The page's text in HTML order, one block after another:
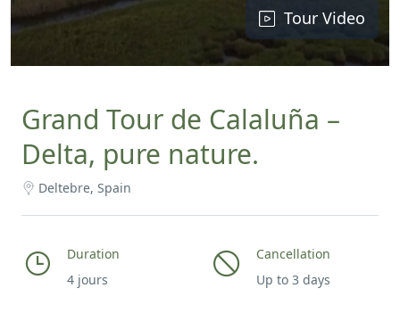
Tour Video
Grand Tour de Calaluña –
Delta, pure nature.
Deltebre, Spain
Duration
4 jours
Cancellation
Up to 3 days